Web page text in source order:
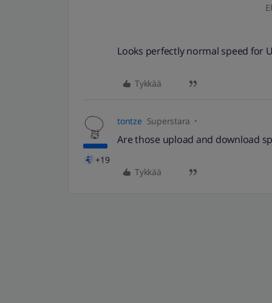
Looks perfectly normal speed for
Tykkää
+19
tontze Superstara
Are those upload and download
Tykkää